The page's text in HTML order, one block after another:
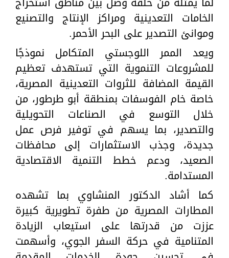
الخامات التعدينية ومراكز الإنتاج والتصنيع
وموانئ التصدير على البحر الأحمر.
ويعد الممر اللوجستي المتكامل نموذجًا
للمشروعات التنموية التي تستهدف تعظيم
القيمة المضافة للثروات التعدينية المصرية،
خاصة خام الفوسفات بمنطقة أبو طرطور، من
خلال التوسع في الصناعات التحويلية
والتصدير، بما يسهم في توفير فرص عمل
جديدة، وجذب الاستثمارات إلى محافظات
الصعيد، ودعم خطط التنمية الاقتصادية
المستدامة.
كما أشاد الدكتور المنشاوي بما تشهده
المطارات المصرية من طفرة تطويرية كبيرة
عززت من قدرتها على استيعاب الزيادة
المتنامية في حركة السفر الجوي، وأسهمت